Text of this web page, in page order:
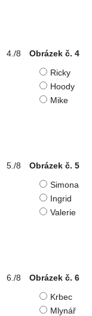
Obrázek č. 4
Ricky
Hoody
Mike
Obrázek č. 5
Simona
Ingrid
Valerie
Obrázek č. 6
Krbec
Mlynář